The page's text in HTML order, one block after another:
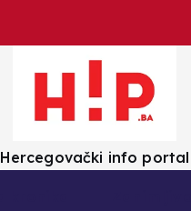
Hercegovački info portal